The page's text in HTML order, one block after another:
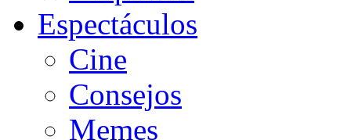
Espectáculos
Cine
Consejos
Memes